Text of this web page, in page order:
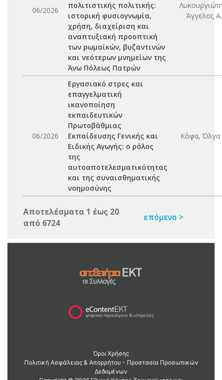
06/2026
πολιτιστικής πολιτικής:
ιστορική φυσιογνωμία,
χρήση, διαχείριση και
αναπτυξιακή προοπτική
των ρωμαϊκών, βυζαντινών
και νεότερων μνημείων της
Άνω Πόλεως Πατρών
Άγγελος Α.
06/2026
Εργασιακό στρες και
επαγγελματική
ικανοποίηση
εκπαιδευτικών
Πρωτοβάθμιας
Εκπαίδευσης Γενικής και
Ειδικής Αγωγής: ο ρόλος
της
αυτοαποτελεσματικότητας
και της συναισθηματικής
νοημοσύνης
Κόφα, Όλγα
Αποτελέσματα 1 έως 20
από 6724
επόμενο >